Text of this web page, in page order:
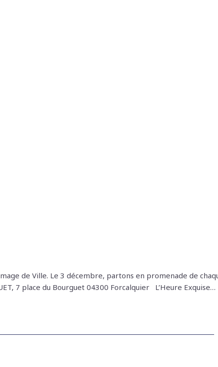
de Ville. Le 3 décembre, partons en promenade de
7 place du Bourguet 04300 Forcalquier L’Heure Exquise…